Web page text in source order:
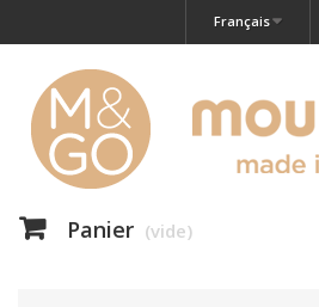
Français
Panier (vide)